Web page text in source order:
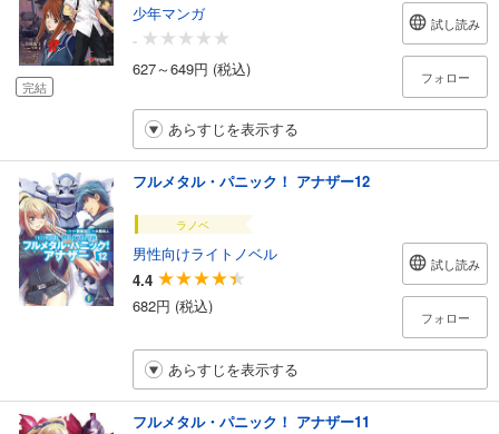
完結
少年マンガ
-
627～649円 (税込)
試し読み
フォロー
あらすじを表示する
フルメタル・パニック！ アナザー12
ラノベ
男性向けライトノベル
4.4
682円 (税込)
試し読み
フォロー
あらすじを表示する
フルメタル・パニック！ アナザー11